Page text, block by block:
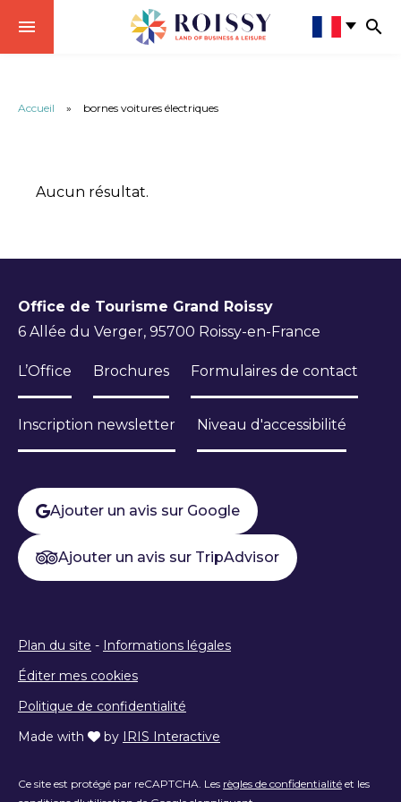
Accueil » bornes voitures électriques
Aucun résultat.
Office de Tourisme Grand Roissy
6 Allée du Verger, 95700 Roissy-en-France
L’Office Brochures Formulaires de contact
Inscription newsletter Niveau d'accessibilité
Ajouter un avis sur Google
Ajouter un avis sur TripAdvisor
Plan du site - Informations légales
Éditer mes cookies
Politique de confidentialité
Made with
by IRIS Interactive
Ce site est protégé par reCAPTCHA. Les règles de confidentialité et les